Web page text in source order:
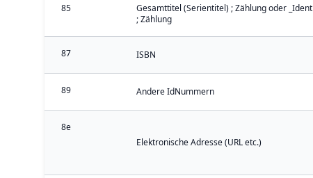
85
Gesamttitel (Serientitel) ; Zählung oder _Ident
; Zählung
87 ISBN
89 Andere IdNummern
8e
Elektronische Adresse (URL etc.)